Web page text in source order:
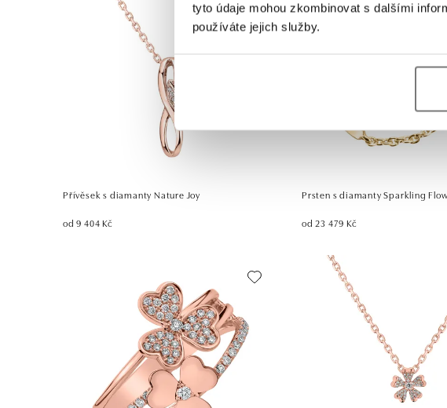
tyto údaje mohou zkombinovat s dalšími
používáte jejich služby.
Přívěsek s diamanty Nature Joy
od 9 404 Kč
Prsten s diamanty Sparkling
od 23 479 Kč